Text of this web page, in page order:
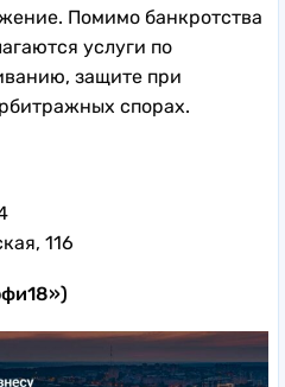
Помимо банкротства
услуги по
защите при
спорах.
116